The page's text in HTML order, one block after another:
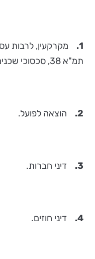
1.
מקרקעין, לרבות
תמ"א 38, סכסוכי שכנים, פינוי בינוי ועוד.
2. הוצאה לפועל.
3. דיני חברות.
4. דיני חוזים.